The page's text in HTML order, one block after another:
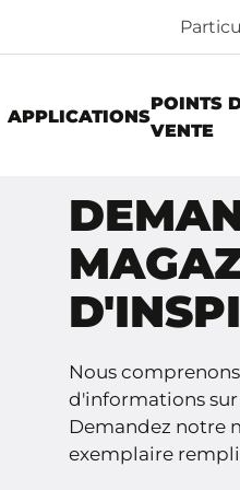
APPLICATIONS
POINTS
VENTE
Nous
d'informations
Demandez notre
exemplaire